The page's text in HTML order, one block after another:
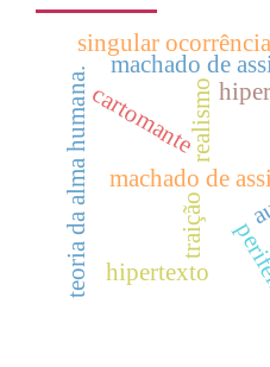
realismo
machado de
cartomante
traição
machado de
teoria da alma humana. hipertexto
singular ocorrência